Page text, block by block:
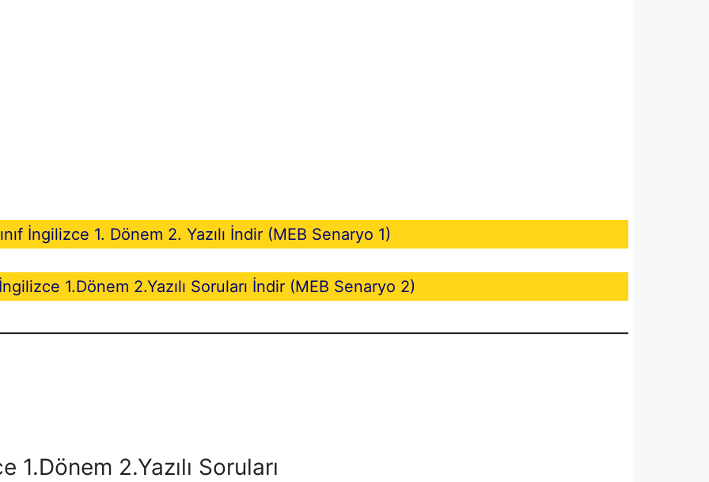
İngilizce 1. Dönem 2. Yazılı İndir (MEB Senaryo 1)
İngilizce 1.Dönem 2.Yazılı Soruları İndir (MEB Senaryo 2)
1.Dönem 2.Yazılı Soruları